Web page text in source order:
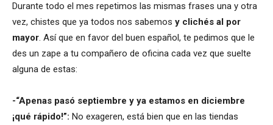
Durante todo el mes repetimos las mismas frases una y otra
vez, chistes que ya todos nos sabemos y clichés al por
mayor. Así que en favor del buen español, te pedimos que le
des un zape a tu compañero de oficina cada vez que suelte
alguna de estas:
-“Apenas pasó septiembre y ya estamos en diciembre
¡qué rápido!”: No exageren, está bien que en las tiendas